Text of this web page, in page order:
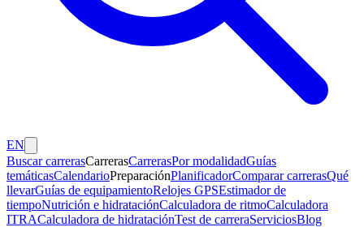
EN
Buscar carrerasCarrerasCarrerasPor modalidadGuías
temáticasCalendarioPreparaciónPlanificadorComparar carrerasQué
llevarGuías de equipamientoRelojes GPSEstimador de
tiempoNutrición e hidrataciónCalculadora de ritmoCalculadora
ITRACalculadora de hidrataciónTest de carreraServiciosBlog